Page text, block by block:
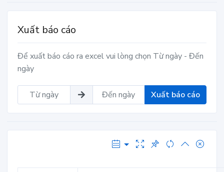
Xuất báo cáo
Để xuất báo cáo ra excel vui lòng chọn Từ ngày - Đến
ngày
Xuất báo cáo